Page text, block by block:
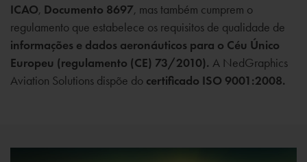
ICAO Documento 8697 , mas também cumprem o
regulamento que estabelece os requisitos de qualidade de
informações e dados aeronáuticos para o Céu Único
Europeu (regulamento (CE) 73/2010). A NedGraphics
Aviation Solutions dispõe do certificado ISO 9001:2008.